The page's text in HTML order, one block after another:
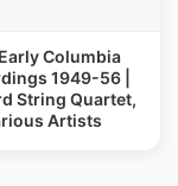
Columbia
1949-56 |
String Quartet,
Artists